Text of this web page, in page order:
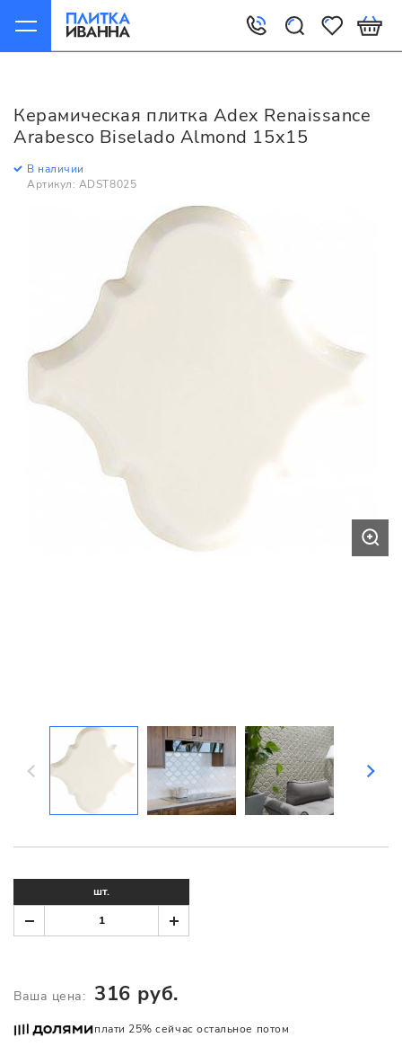
Керамическая плитка Adex Renaissance
Arabesco Biselado Almond 15x15
В наличии
Артикул: ADST8025
шт.
Ваша цена: 316 руб.
плати 25% сейчас остальное потом